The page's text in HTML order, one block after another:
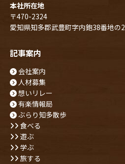
本社所在地
〒470-2324
愛知県知多郡武豊町字内鉋38番地の2
記事案内
会社案内
人材募集
想いリレー
有楽情報局
ぶらり知多散歩
食べる
遊ぶ
学ぶ
旅する